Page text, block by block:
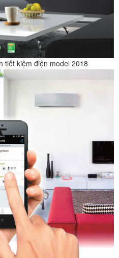
tiết kiệm điện model 2018